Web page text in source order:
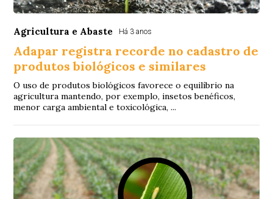
Agricultura e Abaste Há 3 anos
Adapar registra recorde no cadastro de
produtos biológicos e similares
O uso de produtos biológicos favorece o equilíbrio na
agricultura mantendo, por exemplo, insetos benéficos,
menor carga ambiental e toxicológica, ...